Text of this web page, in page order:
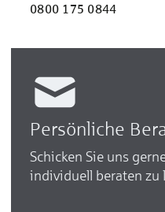
0800 175 0844
Persönliche
Schicken Sie uns
individuell beraten zu